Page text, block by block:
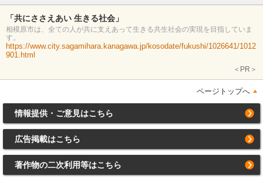
「共にささえあい 生きる社会」
相模原市は、全ての人が共に支えあって生きる共生社会の実現を目指していま
す。
https://www.city.sagamihara.kanagawa.jp/kosodate/fukushi/1026641/1012
901.html
＜PR＞
ページトップへ
情報提供・ご意見はこちら
広告掲載はこちら
著作物の二次利用等はこちら